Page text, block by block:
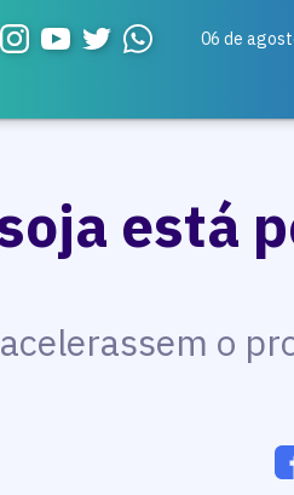
06 de
está
o